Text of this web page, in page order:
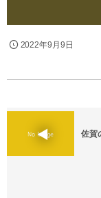
2022年9月9日
佐賀